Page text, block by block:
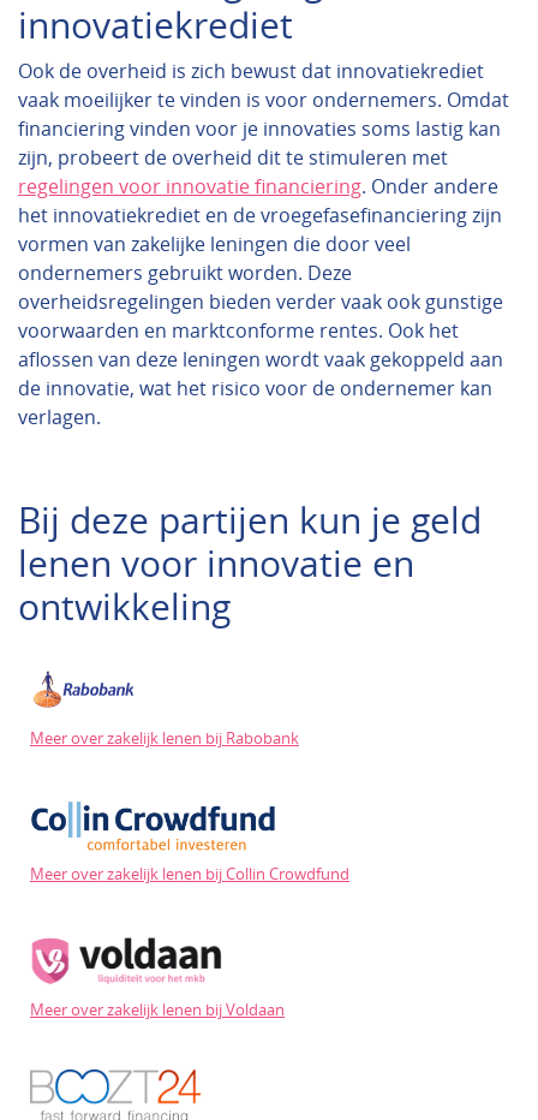
innovatiekrediet
Ook de overheid is zich bewust dat innovatiekrediet
vaak moeilijker te vinden is voor ondernemers. Omdat
financiering vinden voor je innovaties soms lastig kan
zijn, probeert de overheid dit te stimuleren met
regelingen voor innovatie financiering. Onder andere
het innovatiekrediet en de vroegefasefinanciering zijn
vormen van zakelijke leningen die door veel
ondernemers gebruikt worden. Deze
overheidsregelingen bieden verder vaak ook gunstige
voorwaarden en marktconforme rentes. Ook het
aflossen van deze leningen wordt vaak gekoppeld aan
de innovatie, wat het risico voor de ondernemer kan
verlagen.
Bij deze partijen kun je geld
lenen voor innovatie en
ontwikkeling
Meer over zakelijk lenen bij Rabobank
Meer over zakelijk lenen bij Collin Crowdfund
Meer over zakelijk lenen bij Voldaan